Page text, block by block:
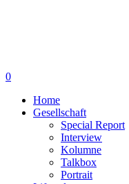
0
Home
Gesellschaft
Special Report
Interview
Kolumne
Talkbox
Portrait